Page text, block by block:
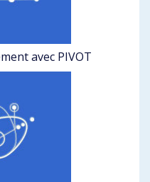
avec PIVOT